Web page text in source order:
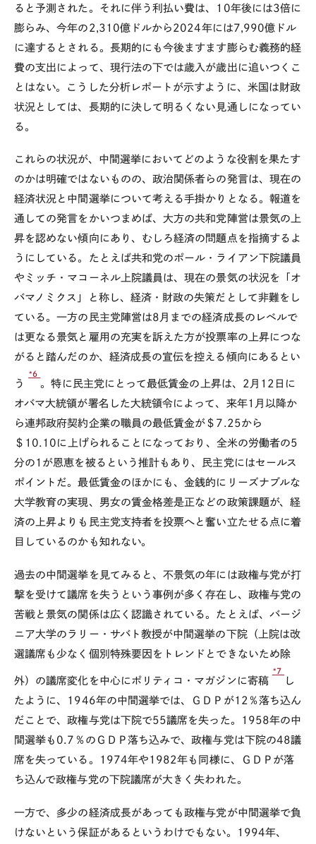
ると予測された。それに伴う利払い費は、10年後には3倍に
膨らみ、今年の2,310億ドルから2024年には7,990億ドル
に達するとされる。長期的にも今後ますます膨らむ義務的経
費の支出によって、現行法の下では歳入が歳出に追いつくこ
とはない。こうした分析レポートが示すように、米国は財政
状況としては、長期的に決して明るくない見通しになってい
る。
これらの状況が、中間選挙においてどのような役割を果たす
のかは明確ではないものの、政治関係者らの発言は、現在の
経済状況と中間選挙について考える手掛かりとなる。報道を
通しての発言をかいつまめば、大方の共和党陣営は景気の上
昇を認めない傾向にあり、むしろ経済の問題点を指摘するよ
うにしている。たとえば共和党のポール・ライアン下院議員
やミッチ・マコーネル上院議員は、現在の景気の状況を「オ
バマノミクス」と称し、経済・財政の失策だとして非難をし
ている。一方の民主党陣営は8月までの経済成長のレベルで
は更なる景気と雇用の充実を訴えた方が投票率の上昇につな
がると踏んだのか、経済成長の宣伝を控える傾向にあるとい
う
*6
。特に民主党にとって最低賃金の上昇は、2月12日に
オバマ大統領が署名した大統領令によって、来年1月以降か
ら連邦政府契約企業の職員の最低賃金が＄7.25から
＄10.10に上げられることになっており、全米の労働者の5
分の1が恩恵を被るという推計もあり、民主党にはセールス
ポイントだ。最低賃金のほかにも、金銭的にリーズナブルな
大学教育の実現、男女の賃金格差是正などの政策課題が、経
済の上昇よりも民主党支持者を投票へと奮い立たせる点に着
目しているのかも知れない。
過去の中間選挙を見てみると、不景気の年には政権与党が打
撃を受けて議席を失うという事例が多く存在し、政権与党の
苦戦と景気の関係は広く認識されている。たとえば、バージ
ニア大学のラリー・サバト教授が中間選挙の下院（上院は改
選議席も少なく個別特殊要因をトレンドとできないため除
外）の議席変化を中心にポリティコ・マガジンに寄稿
*7
し
たように、1946年の中間選挙では、ＧＤＰが12％落ち込ん
だことで、政権与党は下院で55議席を失った。1958年の中
間選挙も0.7％のＧＤＰ落ち込みで、政権与党は下院の48議
席を失っている。1974年や1982年も同様に、ＧＤＰが落
ち込んで政権与党の下院議席が大きく失われた。
一方で、多少の経済成長があっても政権与党が中間選挙で負
けないという保証があるというわけでもない。1994年、